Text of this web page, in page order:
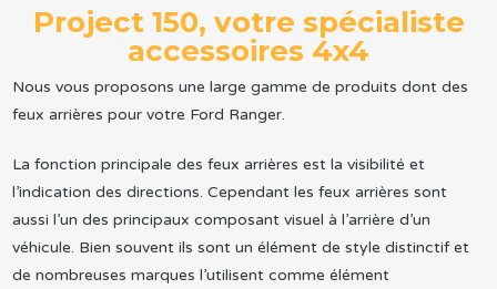
Project 150, votre spécialiste
accessoires 4x4
Nous vous proposons une large gamme de produits dont des
feux arrières pour votre Ford Ranger.
La fonction principale des feux arrières est la visibilité et
l’indication des directions. Cependant les feux arrières sont
aussi l’un des principaux composant visuel à l’arrière d’un
véhicule. Bien souvent ils sont un élément de style distinctif et
de nombreuses marques l’utilisent comme élément